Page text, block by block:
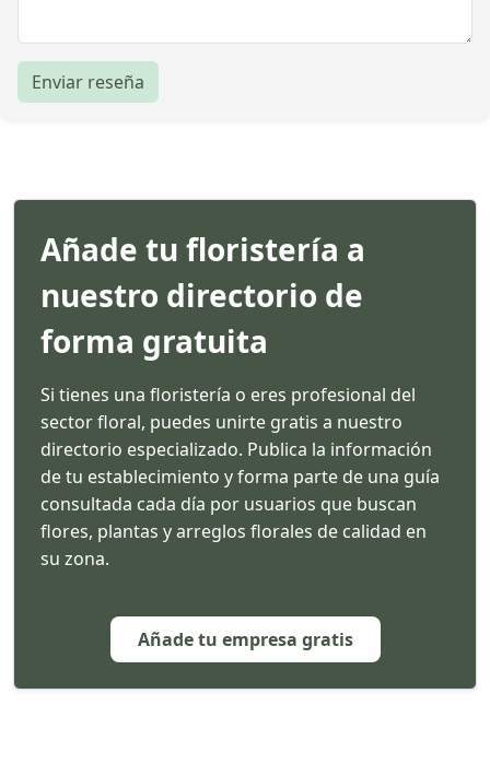
Enviar reseña
Añade tu floristería a
nuestro directorio de
forma gratuita
Si tienes una floristería o eres profesional del
sector floral, puedes unirte gratis a nuestro
directorio especializado. Publica la información
de tu establecimiento y forma parte de una guía
consultada cada día por usuarios que buscan
flores, plantas y arreglos florales de calidad en
su zona.
Añade tu empresa gratis